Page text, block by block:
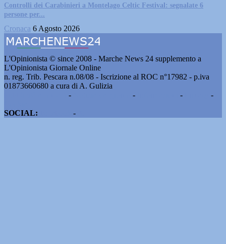
Controlli dei Carabinieri a Montelago Celtic Festival: segnalate 6
persone per...
Cronaca 6 Agosto 2026
L'Opinionista © since 2008 - Marche News 24 supplemento a
L'Opinionista Giornale Online
n. reg. Trib. Pescara n.08/08 - Iscrizione al ROC n°17982 - p.iva
01873660680 a cura di A. Gulizia
- - -
-
SOCIAL:
-